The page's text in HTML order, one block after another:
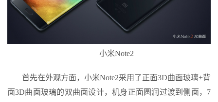
小米Note2
首先在外观方面，小米Note2采用了正面3D曲面玻璃+背
面3D曲面玻璃的双曲面设计，机身正面圆润过渡到侧面，7